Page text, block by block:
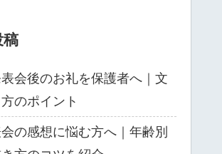
稿
会後のお礼を保護者へ｜文
のポイント
の感想に悩む方へ｜年齢別